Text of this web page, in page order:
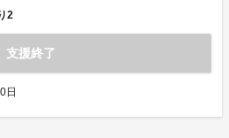
2
支援終了
日